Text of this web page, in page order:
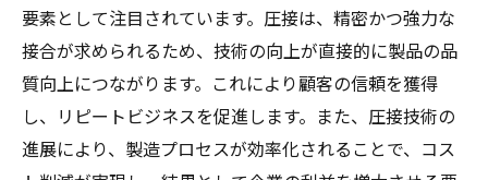
要素として注目されています。圧接は、精密かつ強力な
接合が求められるため、技術の向上が直接的に製品の品
質向上につながります。これにより顧客の信頼を獲得
し、リピートビジネスを促進します。また、圧接技術の
進展により、製造プロセスが効率化されることで、コス